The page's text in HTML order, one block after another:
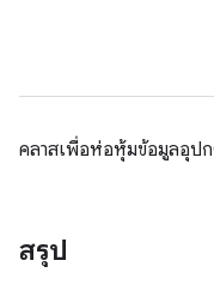
คลาสเพื่อห่อหุ้มข้อมูลอุป
สรุป